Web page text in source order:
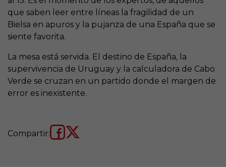
que saben leer entre líneas la fragilidad de un
Bielsa en apuros y la pujanza de una España que se
siente favorita.
La mesa está servida. El destino de España, la
supervivencia de Uruguay y la calculadora de Cabo
Verde se cruzan en un partido donde el margen de
error es inexistente.
Compartir: